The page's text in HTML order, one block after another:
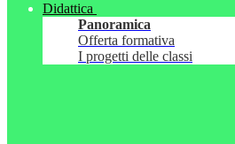
Didattica
Panoramica
Offerta formativa
I progetti delle classi